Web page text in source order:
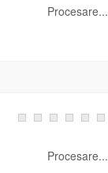
Procesare...
Procesare...